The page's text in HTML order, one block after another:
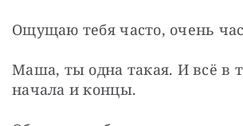
Ощущаю тебя часто, очень
Маша, ты одна такая. И всё в
начала и концы.